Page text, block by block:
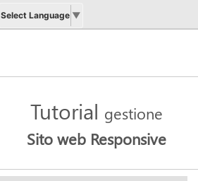
Select Language ▼
Tutorial gestione
Sito web Responsive